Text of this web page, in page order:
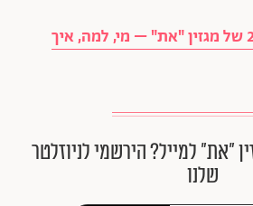
>> פרסי האופנה 2019 של מגזין "את" – מי, למה, איך
״את״ למייל? הירשמי לניוזלטר
שלנו